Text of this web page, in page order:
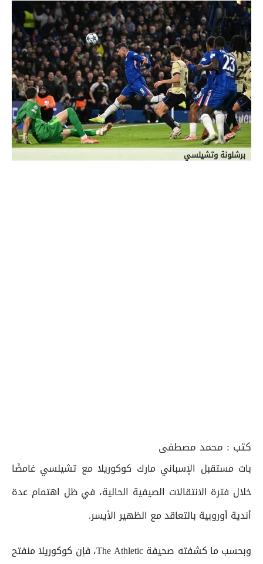
برشلونة وتشيلسي
كتب : محمد مصطفى
بات مستقبل الإسباني مارك كوكوريلا مع تشيلسي غامضًا
خلال فترة الانتقالات الصيفية الحالية، في ظل اهتمام عدة
أندية أوروبية بالتعاقد مع الظهير الأيسر.
وبحسب ما كشفته صحيفة The Athletic، فإن كوكوريلا منفتح